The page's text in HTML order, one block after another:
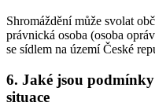
Shromáždění může svolat
právnická osoba (osoba
se sídlem na území České
6. Jaké jsou
situace